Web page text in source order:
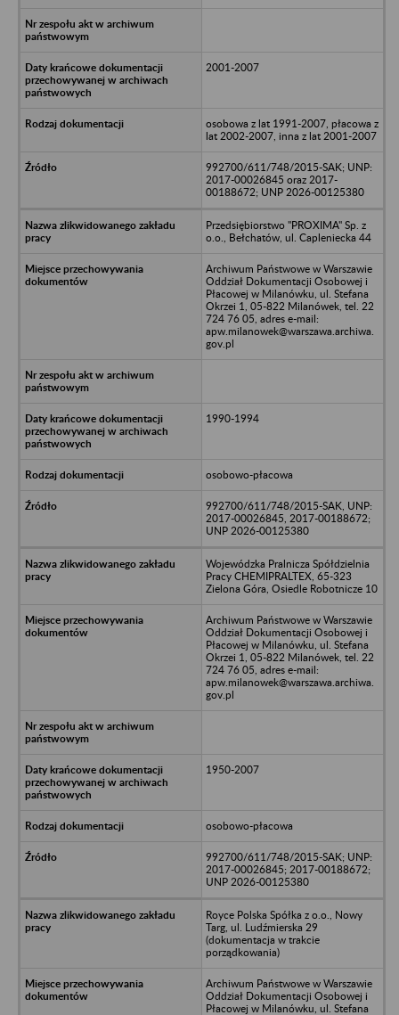
2001-2007
osobowa z lat 1991-2007, płacowa z
lat 2002-2007, inna z lat 2001-2007
992700/611/748/2015-SAK; UNP:
2017-00026845 oraz 2017-
00188672; UNP 2026-00125380
Przedsiębiorstwo "PROXIMA" Sp. z
o.o., Bełchatów, ul. Capleniecka 44
Archiwum Państwowe w Warszawie
Oddział Dokumentacji Osobowej i
Płacowej w Milanówku, ul. Stefana
Okrzei 1, 05-822 Milanówek, tel. 22
724 76 05, adres e-mail:
apw.milanowek@warszawa.archiwa.
gov.pl
1990-1994
osobowo-płacowa
992700/611/748/2015-SAK, UNP:
2017-00026845, 2017-00188672;
UNP 2026-00125380
Wojewódzka Pralnicza Spółdzielnia
Pracy CHEMIPRALTEX, 65-323
Zielona Góra, Osiedle Robotnicze 10
Archiwum Państwowe w Warszawie
Oddział Dokumentacji Osobowej i
Płacowej w Milanówku, ul. Stefana
Okrzei 1, 05-822 Milanówek, tel. 22
724 76 05, adres e-mail:
apw.milanowek@warszawa.archiwa.
gov.pl
1950-2007
osobowo-płacowa
992700/611/748/2015-SAK; UNP:
2017-00026845; 2017-00188672;
UNP 2026-00125380
Royce Polska Spółka z o.o., Nowy
Targ, ul. Ludźmierska 29
(dokumentacja w trakcie
porządkowania)
Archiwum Państwowe w Warszawie
Oddział Dokumentacji Osobowej i
Płacowej w Milanówku, ul. Stefana